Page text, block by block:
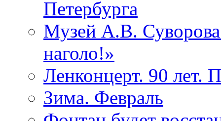
Петербурга
Музей А.В.
наголо!»
Ленконцерт. 90 лет.
Зима. Февраль